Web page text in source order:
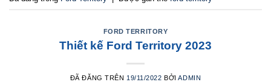
FORD TERRITORY
Thiết kế Ford Territory 2023
ĐÃ ĐĂNG TRÊN 19/11/2022 BỞIADMIN